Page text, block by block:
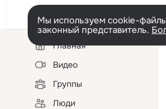
Мы используем cookie-
законный представитель.
Левая
колонкаГлавная
Видео
Группы
Люди